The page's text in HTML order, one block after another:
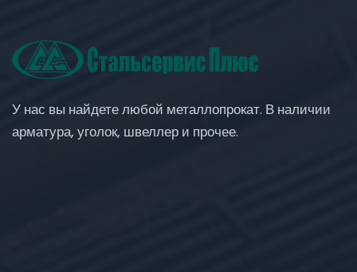
У нас вы найдете любой металлопрокат. В наличии
арматура, уголок, швеллер и прочее.